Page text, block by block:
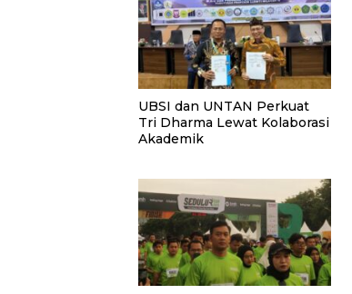
UBSI dan UNTAN Perkuat
Tri Dharma Lewat Kolaborasi
Akademik